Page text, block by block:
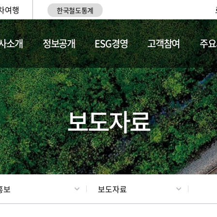
여행 한국철도통계
소개 정보공개 ESG경영 고객참여 주
갤러리 기차소개
보도자료
보 보도자료